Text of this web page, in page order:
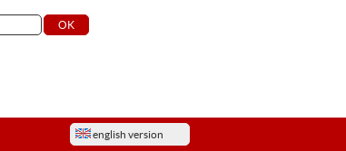
english version